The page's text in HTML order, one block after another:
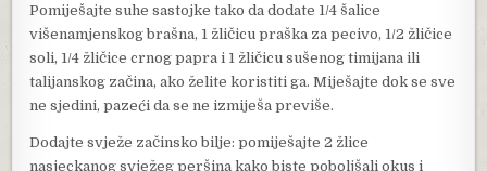
Pomiješajte suhe sastojke tako da dodate 1/4 šalice
višenamjenskog brašna, 1 žličicu praška za pecivo, 1/2 žličice
soli, 1/4 žličice crnog papra i 1 žličicu sušenog timijana ili
talijanskog začina, ako želite koristiti ga. Miješajte dok se sve
ne sjedini, pazeći da se ne izmiješa previše.
Dodajte svježe začinsko bilje: pomiješajte 2 žlice
nasjeckanog svježeg peršina kako biste poboljšali okus i